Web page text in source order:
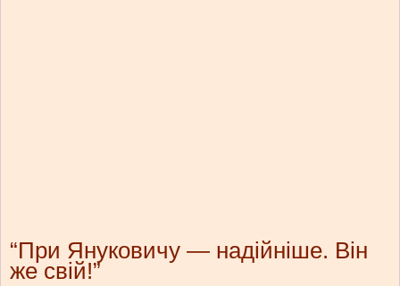
“При Януковичу — надійніше. Він
же свій!”